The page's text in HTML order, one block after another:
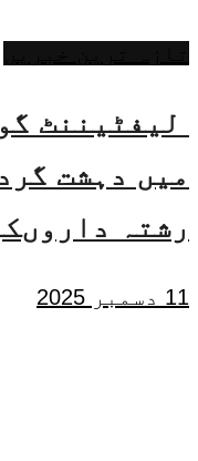
لیفٹیننٹ
میں دہشت
رشتہ
11 دسمبر 2025